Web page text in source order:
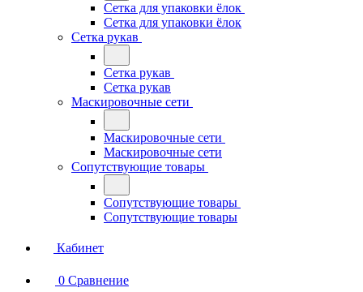
Сетка для упаковки ёлок
Сетка для упаковки ёлок
Сетка рукав
Сетка рукав
Сетка рукав
Маскировочные сети
Маскировочные сети
Маскировочные сети
Сопутствующие товары
Сопутствующие товары
Сопутствующие товары
Кабинет
0 Сравнение